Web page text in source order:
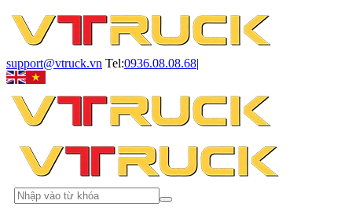
support@vtruck.vn Tel:0936.08.08.68|